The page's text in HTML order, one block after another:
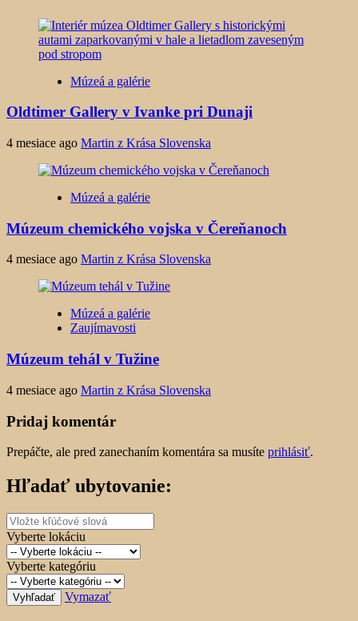
Múzeá a galérie
Oldtimer Gallery v Ivanke pri Dunaji
4 mesiace ago Martin z Krása Slovenska
Múzeá a galérie
Múzeum chemického vojska v Čereňanoch
4 mesiace ago Martin z Krása Slovenska
Múzeá a galérie
Zaujímavosti
Múzeum tehál v Tužine
4 mesiace ago Martin z Krása Slovenska
Pridaj komentár
Prepáčte, ale pred zanechaním komentára sa musíte prihlásiť.
Hľadať ubytovanie:
Vyberte lokáciu
Vyberte kategóriu
Vyhľadať Vymazať